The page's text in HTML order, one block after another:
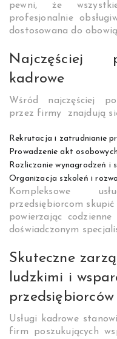
pewni, że
profesjonalnie
dostosowana do
Najczęściej
kadrowe
Wśród najczęściej
przez firmy znajdują
Rekrutacja i zatrudnianie
Prowadzenie akt osobowych
Rozliczanie wynagrodzeń i
Organizacja szkoleń i
Kompleksowe
przedsiębiorcom
powierzając
doświadczonym
Skuteczne
ludzkimi i
przedsiębiorców
Usługi kadrowe
firm poszukujących